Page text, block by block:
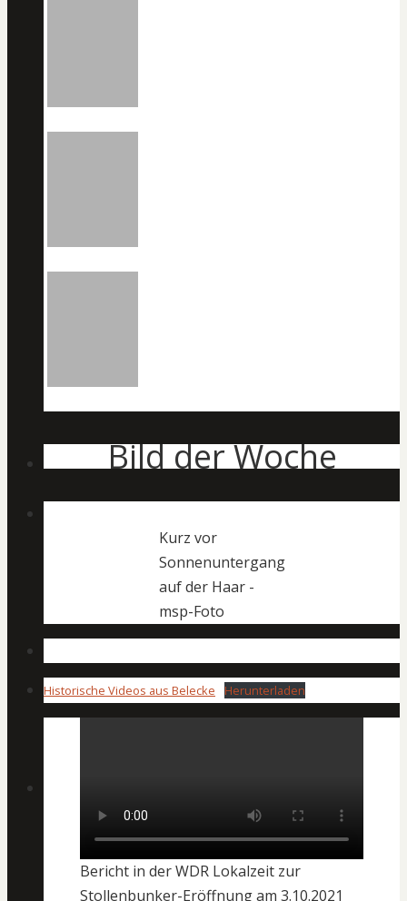
Bild der Woche
Kurz vor
Sonnenuntergang
auf der Haar -
msp-Foto
Historische Videos aus Belecke Herunterladen
Bericht in der WDR Lokalzeit zur
Stollenbunker-Eröffnung am 3.10.2021